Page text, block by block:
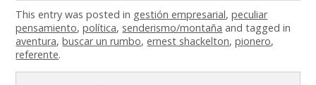
This entry was posted in gestión empresarial,peculiar
pensamiento,política, senderismo/montaña and tagged in
aventura,buscar un rumbo,ernest shackelton,pionero,
referente.